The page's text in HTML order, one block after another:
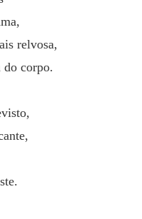
relvosa,
do corpo.